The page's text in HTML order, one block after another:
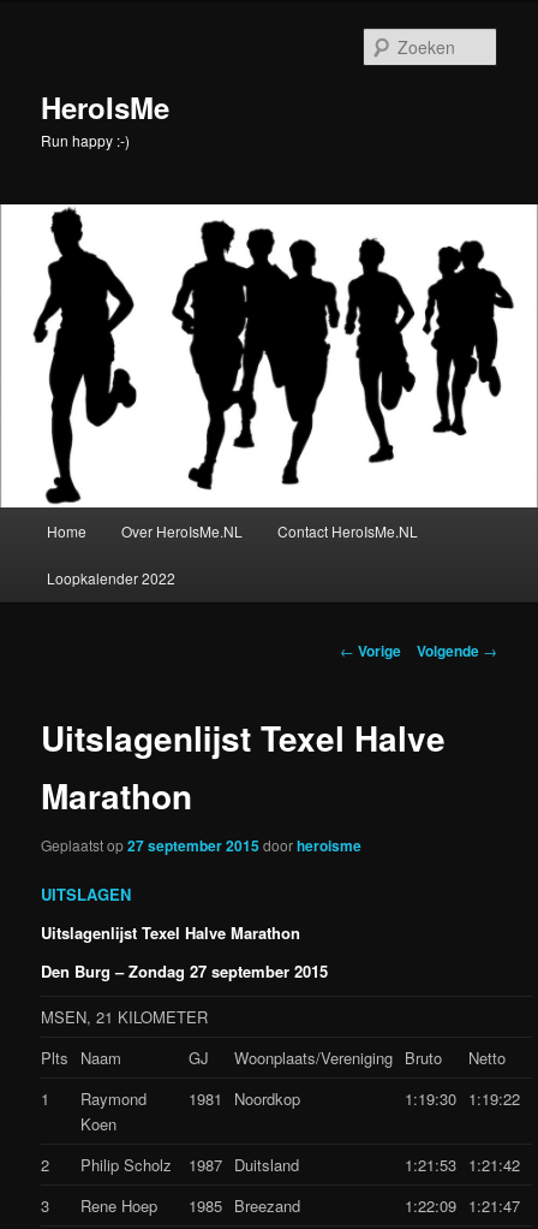
inhoudHeroIsMe
Run happy :-)
Home Over HeroIsMe.NL Contact HeroIsMe.NL
Loopkalender 2022
Berichtnavigatie
← Vorige Volgende →
Uitslagenlijst Texel Halve
Marathon
Geplaatst op27 september 2015doorheroisme
UITSLAGEN
Uitslagenlijst Texel Halve Marathon
Den Burg – Zondag 27 september 2015
MSEN, 21 KILOMETER
Plts
Naam GJ Woonplaats/Vereniging Bruto
Netto
1
Raymond
Koen
1981 Noordkop 1:19:30 1:19:22
2 Philip Scholz 1987 Duitsland 1:21:53 1:21:42
3
Rene Hoep 1985 Breezand 1:22:09 1:21:47